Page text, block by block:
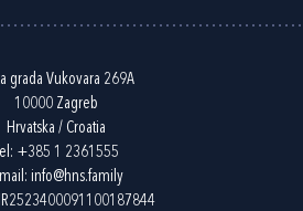
grada Vukovara 269A
10000 Zagreb
Hrvatska / Croatia
Tel: +385 1 2361555
mail: info@hns.family